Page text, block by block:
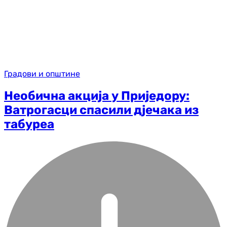
Градови и општине
Необична акција у Приједору:
Ватрогасци спасили дјечака из
табуреа